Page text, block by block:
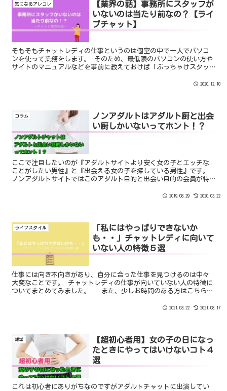
気になるアレコレ
【業界の話】事務所にスタッフが
いないのは当たり前なの？【ライ
ブチャット】
そもそもチャットレディの仕事というのは個室の中で一人でパソコ
ンを使って業務をします。 そのため、最低限のパソコンの使い方や
サイトのマニュアルなどを事前に教えておけば「ぶっちゃけスタッ
2020.12.10
コラム
ノンアダルトはアダルト厨と出会
い厨しかいないってホント！？
ここで注目したいのが『アダルトサイトより安く女の子とエッチな
ことがしたい男性』と『出会える女の子を探している男性』です。
ノンアダルトサイトではこのアダルト目的と出会い目的の会員が特
出」 「出会えないとわかったら退出」 のような極端な会員さんが
2019.08.29 2020.03.22
ライフスタイル
「私にはやっぱりできないか
も・・」チャットレディに向いて
いない人の特徴５選
仕事には向き不向きがあり、自分に合った仕事を見つけるのは中々
大変なことです。 チャットレディの仕事が向いていない人の特徴に
ついてまとめてみました。 また、少しお時間のある方はこちらの
2021.03.22 2021.08.17
雑学
【超初心者用】女の子の日になっ
たときにやってはいけないコト４
選
これは初心者にありがちなのですがアダルトチャットに出演してい